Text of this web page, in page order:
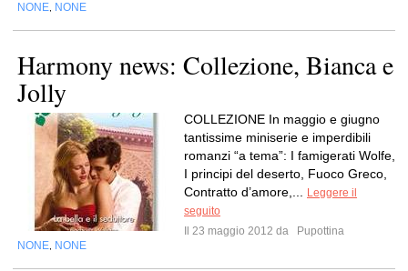
NONE NONE
Harmony news: Collezione, Bianca e
Jolly
COLLEZIONE In maggio e giugno
tantissime miniserie e imperdibili
romanzi “a tema”: I famigerati Wolfe,
I principi del deserto, Fuoco Greco,
Contratto d’amore,...
Leggere il
seguito
Il 23 maggio 2012 da
Pupottina
NONE NONE